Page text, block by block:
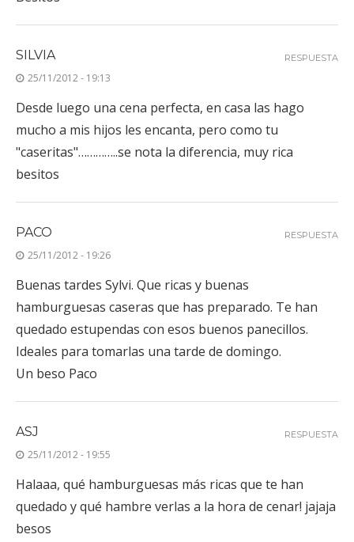
SILVIA
25/11/2012 - 19:13
Desde luego una cena perfecta, en casa las hago
mucho a mis hijos les encanta, pero como tu
"caseritas"…………..se nota la diferencia, muy rica
besitos
RESPUESTA
PACO
25/11/2012 - 19:26
Buenas tardes Sylvi. Que ricas y buenas
hamburguesas caseras que has preparado. Te han
quedado estupendas con esos buenos panecillos.
Ideales para tomarlas una tarde de domingo.
Un beso Paco
RESPUESTA
ASJ
25/11/2012 - 19:55
Halaaa, qué hamburguesas más ricas que te han
quedado y qué hambre verlas a la hora de cenar! jajaja
besos
RESPUESTA